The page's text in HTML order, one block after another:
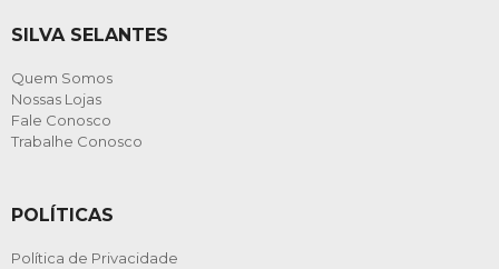
SILVA SELANTES
Quem Somos
Nossas Lojas
Fale Conosco
Trabalhe Conosco
POLÍTICAS
Política de Privacidade